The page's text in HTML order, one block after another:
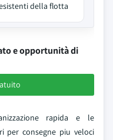
della flotta
e opportunità di
rapida e le
per consegne piu veloci